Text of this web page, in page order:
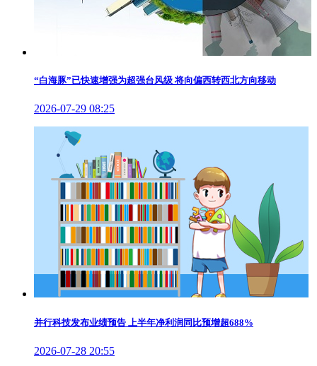
“白海豚”已快速增强为超强台风级 将向偏西转西北方向移动
2026-07-29 08:25
并行科技发布业绩预告 上半年净利润同比预增超688%
2026-07-28 20:55